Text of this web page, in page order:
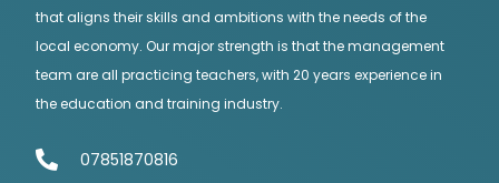
that aligns their skills and ambitions with the needs of the
local economy. Our major strength is that the management
team are all practicing teachers, with 20 years experience in
the education and training industry.
07851870816